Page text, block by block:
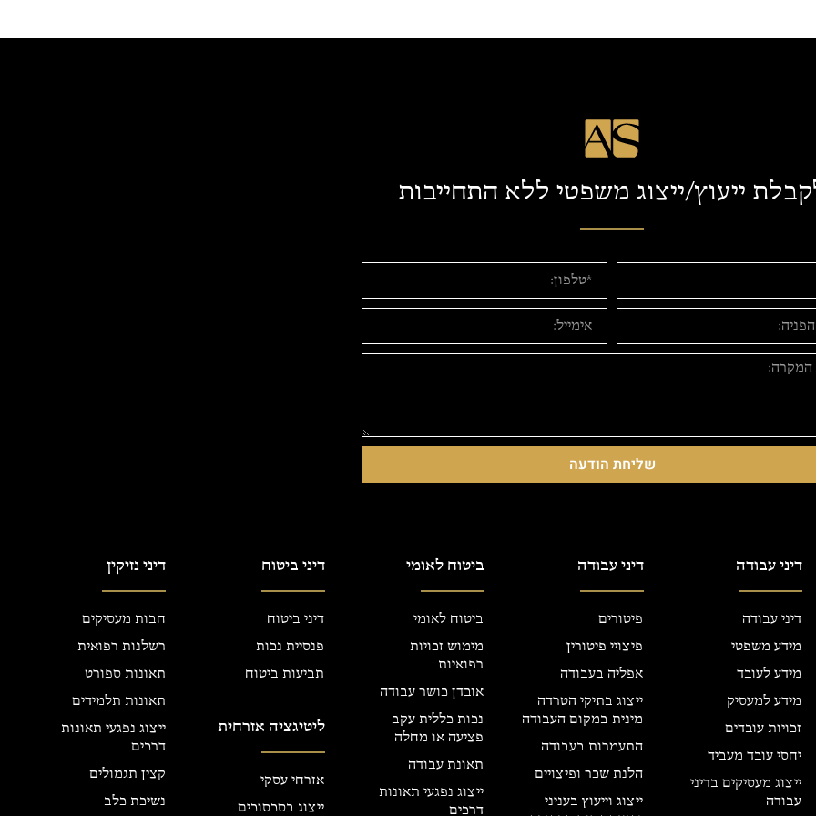
ייעוץ/ייצוג משפטי ללא התחייבות
שליחת הודעה
דיני עבודה
דיני עבודה
מידע משפטי
מידע לעובד
מידע למעסיק
זכויות עובדים
יחסי עובד מעביד
ייצוג מעסיקים בדיני
עבודה
דיני עבודה
פיטורים
פיצויי פיטורין
אפליה בעבודה
ייצוג בתיקי הטרדה
מינית במקום העבודה
התעמרות בעבודה
הלנת שכר ופיצויים
ייצוג וייעוץ בעניני
ביטוח לאומי
ביטוח לאומי
מימוש זכויות
רפואיות
אובדן כושר עבודה
נכות כללית עקב
פציעה או מחלה
תאונת עבודה
ייצוג נפגעי תאונות
דרכים
דיני ביטוח
דיני ביטוח
פנסיית נכות
תביעות ביטוח
ליטיגציה אזרחית
אזרחי עסקי
ייצוג בסכסוכים
דיני נזיקין
חבות מעסיקים
רשלנות רפואית
תאונות ספורט
תאונות תלמידים
ייצוג נפגעי תאונות
דרכים
קצין תגמולים
נשיכת כלב